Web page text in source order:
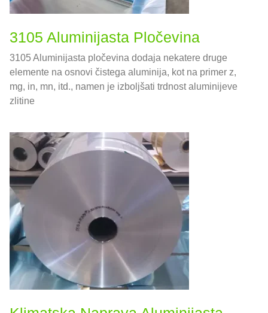
3105 Aluminijasta Pločevina
3105 Aluminijasta pločevina dodaja nekatere druge
elemente na osnovi čistega aluminija, kot na primer z,
mg, in, mn, itd., namen je izboljšati trdnost aluminijeve
zlitine